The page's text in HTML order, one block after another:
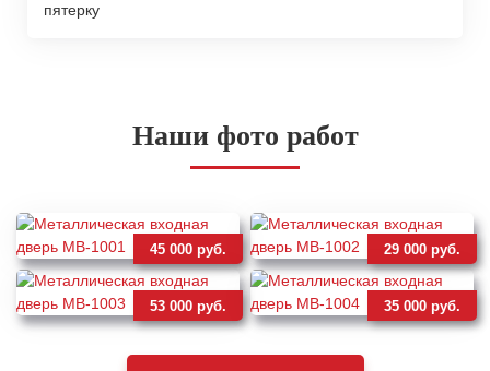
пятерку
Наши фото работ
45 000 руб. 29 000 руб.
53 000 руб. 35 000 руб.